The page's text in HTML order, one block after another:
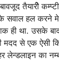
तैयारीे
सवाल हल करने मे
ही था. उसके
से एक ऐसी
लेन्डलाइन का